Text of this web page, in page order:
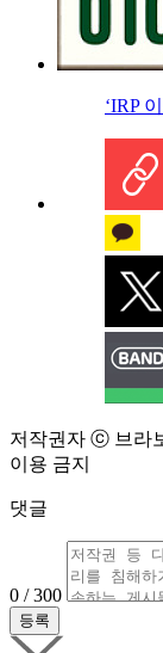
‘IRP
저작권자 ⓒ 브라
이용 금지
댓글
0 / 300